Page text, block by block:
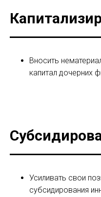
Вносить
капитал дочерних
Усиливать свои
субсидирования